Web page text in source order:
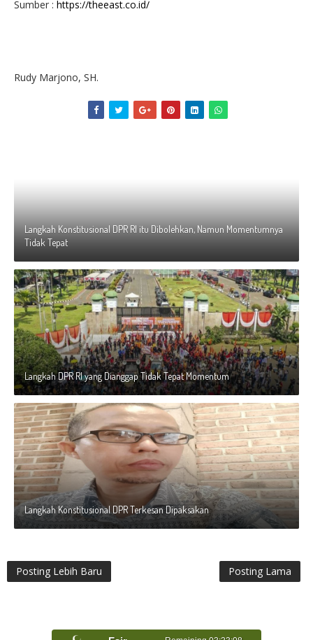
Sumber : https://theeast.co.id/
Rudy Marjono, SH.
Langkah Konstitusional DPR RI itu Dibolehkan, Namun Momentumnya
Tidak Tepat
Langkah DPR RI yang Dianggap Tidak Tepat Momentum
Langkah Konstitusional DPR Terkesan Dipaksakan
Posting Lebih Baru Posting Lama